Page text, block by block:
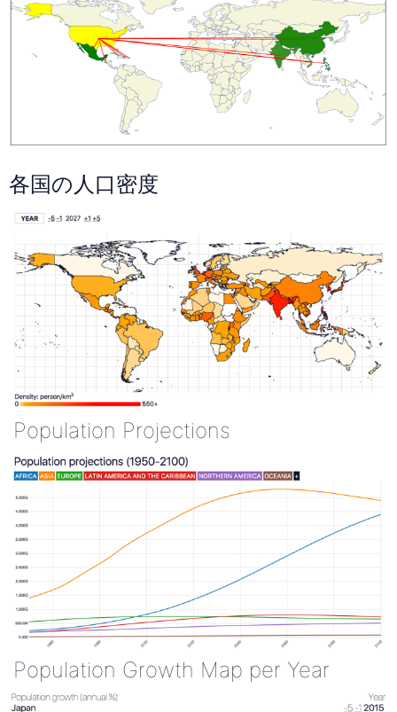
各国の人口密度
Population Projections
Population Growth Map per Year